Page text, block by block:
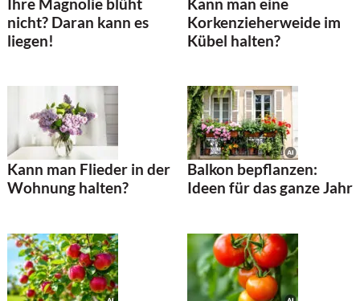
nicht? Daran kann es
liegen!
Korkenzieherweide im
Kübel halten?
Kann man Flieder in der
Wohnung halten?
Balkon bepflanzen:
Ideen für das ganze Jahr